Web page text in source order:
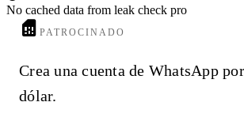
No cached data from leak check pro
PATROCINADO
Crea una cuenta de WhatsApp
dólar.